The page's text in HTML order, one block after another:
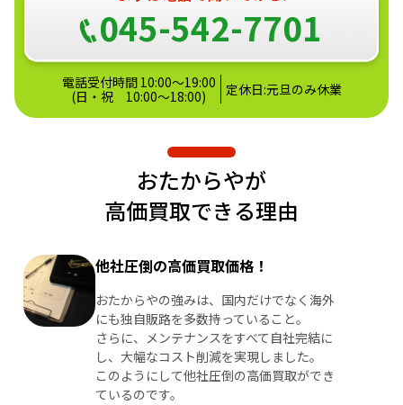
045-542-7701
電話受付時間 10:00～19:00
(日・祝 10:00〜18:00)
定休日:元旦のみ休業
おたからやが
高価買取できる理由
他社圧倒の高価買取価格！
おたからやの強みは、国内だけでなく海外
にも独自販路を多数持っていること。
さらに、メンテナンスをすべて自社完結に
し、大幅なコスト削減を実現しました。
このようにして他社圧倒の高価買取ができ
ているのです。